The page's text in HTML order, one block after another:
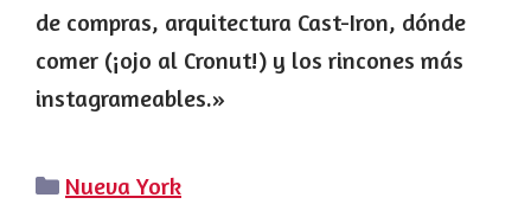
de compras, arquitectura Cast-Iron, dónde
comer (¡ojo al Cronut!) y los rincones más
instagrameables.»
Categorías
Nueva York